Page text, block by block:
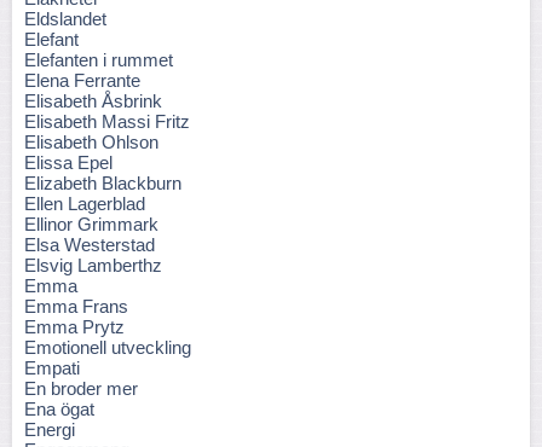
Eldslandet
Elefant
Elefanten i rummet
Elena Ferrante
Elisabeth Åsbrink
Elisabeth Massi Fritz
Elisabeth Ohlson
Elissa Epel
Elizabeth Blackburn
Ellen Lagerblad
Ellinor Grimmark
Elsa Westerstad
Elsvig Lamberthz
Emma
Emma Frans
Emma Prytz
Emotionell utveckling
Empati
En broder mer
Ena ögat
Energi